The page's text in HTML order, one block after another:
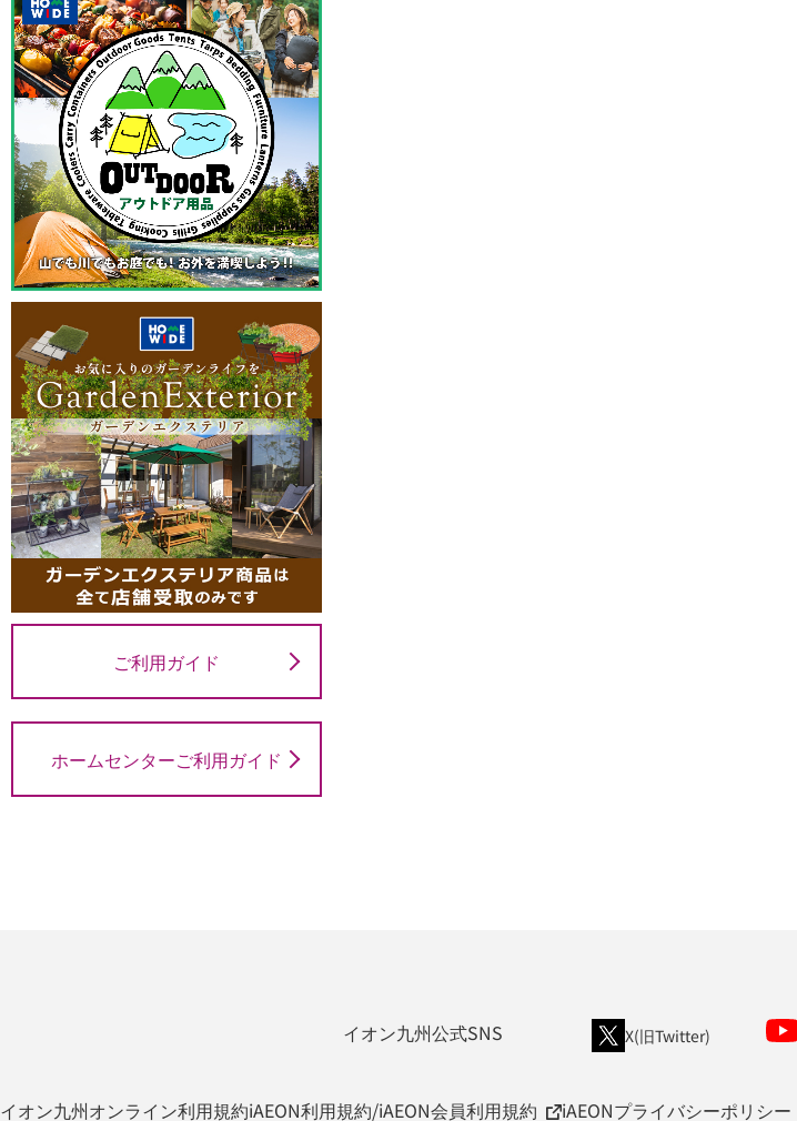
ご利用ガイド
ホームセンターご利用ガイド
イオン九州公式SNS X(旧Twitter)
イオン九州オンライン利用規約iAEON利用規約/iAEON会員利用規約 iAEONプライバシーポリシー